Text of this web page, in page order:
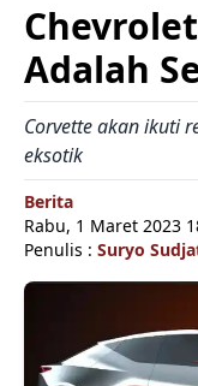
Adalah
Corvette akan ikuti
eksotik
Berita
Rabu, 1 Maret 2023
Penulis : Suryo